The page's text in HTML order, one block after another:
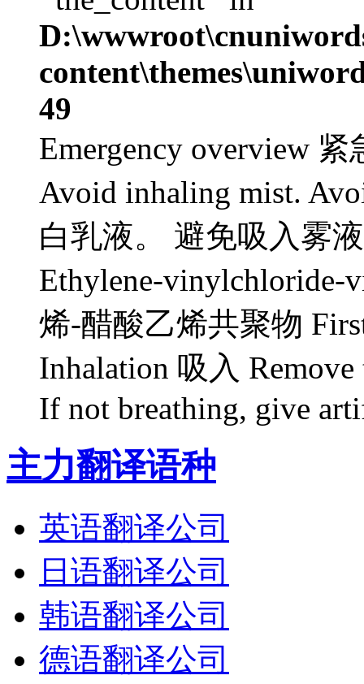
49
Emergency overview
Avoid inhaling mist.
白乳液。 避免吸入雾
Ethylene-vinylchloride-
烯-醋酸乙烯共聚物
Inhalation 吸入
If not breathing, give
主力翻译语种
英语翻译公司
日语翻译公司
韩语翻译公司
德语翻译公司